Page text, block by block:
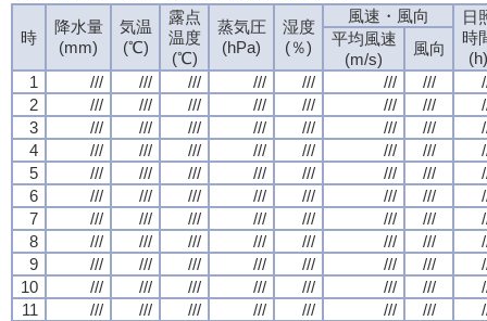
時
降水量
(mm)
気温
(℃)
露点
温度
(℃)
蒸気圧
(hPa)
湿度
(％)
風速・風向
日
時
(h)
平均風速
(m/s)
風向
1
/// /// /// /// /// /// ///
2
/// /// /// /// /// /// ///
3
/// /// /// /// /// /// ///
4
/// /// /// /// /// /// ///
5
/// /// /// /// /// /// ///
6
/// /// /// /// /// /// ///
7
/// /// /// /// /// /// ///
8
/// /// /// /// /// /// ///
9
/// /// /// /// /// /// ///
10
/// /// /// /// /// /// ///
11
/// /// /// /// /// /// ///
時
降水量
(mm)
気温
(℃)
露点
温度
(℃)
蒸気圧
(hPa)
湿度
(％)
風速・風向
日
時
(h)
平均風速
(m/s)
風向
1
/// /// /// /// /// /// ///
2
/// /// /// /// /// /// ///
3
/// /// /// /// /// /// ///
4
/// /// /// /// /// /// ///
5
/// /// /// /// /// /// ///
6
/// /// /// /// /// /// ///
7
/// /// /// /// /// /// ///
8
/// /// /// /// /// /// ///
9
/// /// /// /// /// /// ///
10
/// /// /// /// /// /// ///
11
/// /// /// /// /// /// ///
時
降水量
(mm)
気温
(℃)
露点
温度
(℃)
蒸気圧
(hPa)
湿度
(％)
風速・風向
日
時
(h)
平均風速
(m/s)
風向
1
/// /// /// /// /// /// ///
2
/// /// /// /// /// /// ///
3
/// /// /// /// /// /// ///
4
/// /// /// /// /// /// ///
5
/// /// /// /// /// /// ///
6
/// /// /// /// /// /// ///
7
/// /// /// /// /// /// ///
8
/// /// /// /// /// /// ///
9
/// /// /// /// /// /// ///
10
/// /// /// /// /// /// ///
11
/// /// /// /// /// /// ///
時
降水量
(mm)
気温
(℃)
露点
温度
(℃)
蒸気圧
(hPa)
湿度
(％)
風速・風向
日
時
(h)
平均風速
(m/s)
風向
1
/// /// /// /// /// /// ///
2
/// /// /// /// /// /// ///
3
/// /// /// /// /// /// ///
4
/// /// /// /// /// /// ///
5
/// /// /// /// /// /// ///
6
/// /// /// /// /// /// ///
7
/// /// /// /// /// /// ///
8
/// /// /// /// /// /// ///
9
/// /// /// /// /// /// ///
10
/// /// /// /// /// /// ///
11
/// /// /// /// /// /// ///